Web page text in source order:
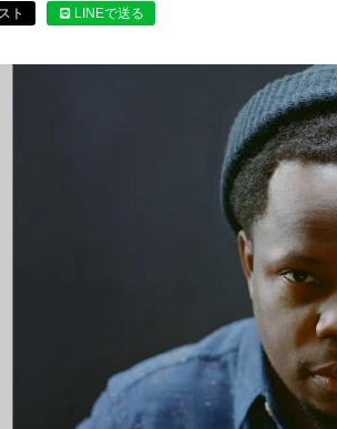
ト LINEで送る